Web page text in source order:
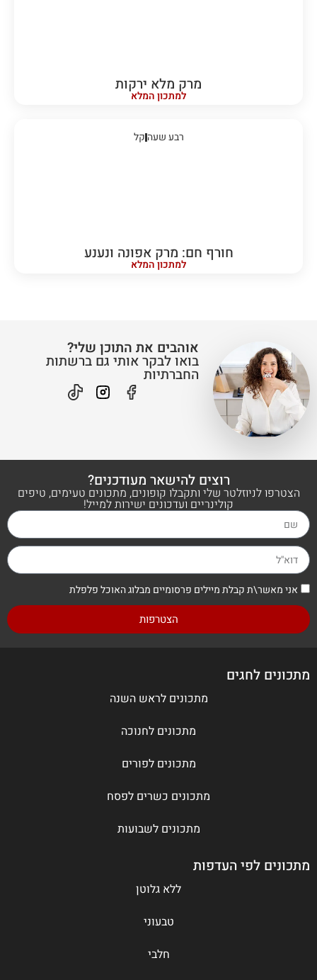
מרק מלא ירקות
למתכון המלא
רבע שעהקל
חורף חם: מרק אפונה ונענע
למתכון המלא
אוהבים את התוכן שלי?
בואו לבקר אותי גם ברשתות
החברתיות
רוצים להישאר מעודכנים?
הצטרפו לניוזלטר שלי ותקבלו קופונים, מתכונים טעימים, טיפים
קולינריים ועדכונים ישירות למייל!
אני מאשר\ת קבלת מיילים פרסומיים מבלוג האוכל פלפלת
הצטרפות
מתכונים לחגים
מתכונים לראש השנה
מתכונים לחנוכה
מתכונים לפורים
מתכונים כשרים לפסח
מתכונים לשבועות
מתכונים לפי העדפות
ללא גלוטן
טבעוני
חלבי